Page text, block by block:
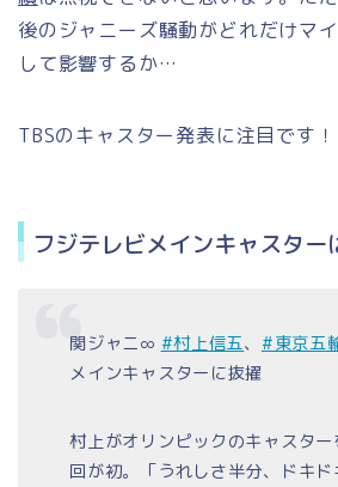
後のジャニーズ騒動がどれだけマ
して影響するか…
TBSのキャスター発表に注目です！
フジテレビメインキャスター
関ジャニ∞ #村上信五、 #東京五
メインキャスターに抜擢
村上がオリンピックのキャスタ
回が初。「うれしさ半分、ドキ